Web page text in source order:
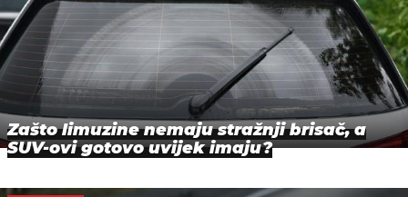
Zašto limuzine nemaju stražnji brisač, a
SUV-ovi gotovo uvijek imaju?